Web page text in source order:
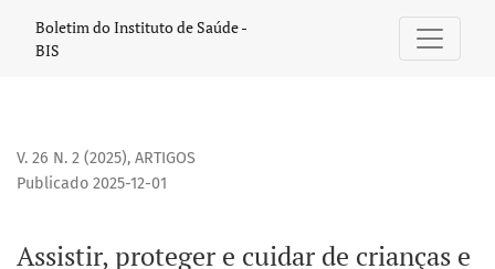
Assistir, proteger e cuidar de crianças e adolescentes
Boletim do Instituto de Saúde -
BIS
V. 26 N. 2 (2025), ARTIGOS
Assistir, proteger e cuidar de crianças e
Publicado 2025-12-01